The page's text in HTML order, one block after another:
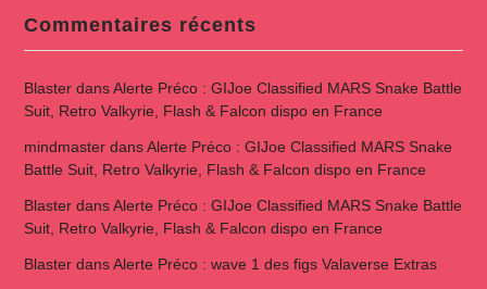
Commentaires récents
BlasterdansAlerte Préco : GIJoe Classified MARS Snake Battle
Suit, Retro Valkyrie, Flash & Falcon dispo en France
mindmasterdansAlerte Préco : GIJoe Classified MARS Snake
Battle Suit, Retro Valkyrie, Flash & Falcon dispo en France
BlasterdansAlerte Préco : GIJoe Classified MARS Snake Battle
Suit, Retro Valkyrie, Flash & Falcon dispo en France
BlasterdansAlerte Préco : wave 1 des figs Valaverse Extras